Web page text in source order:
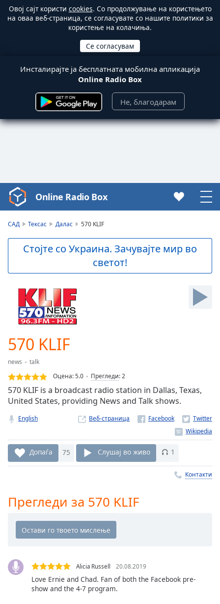
Овој сајт користи cookies. Со продолжување на користењето
на оваа веб-страница, се согласувате со нашите политики за
користење на колачиња.
Инсталирајте ја бесплатната мобилна апликација
Online Radio Box
Не, благодарам
Video
Player
Skip
Forward
Current
Loaded
0.00%
Stream
TypeLIVE
live,
currently
liveLIVE
Remaining
Time-
Playback
Chapters
Descriptions
descriptions
Online Radio Box
САД Тексас Далас 570 KLIF
Стојте со Украина. Зачувајте мир во
светот!
570 KLIF
news
talk
Оцена:5.0 Прегледи:2
570 KLIF is a broadcast radio station in Dallas, Texas,
United States, providing News and Talk shows.
English Веб-страница
Допаѓа 75 Слушај во живо 1
Контакти
Прегледи за 570 KLIF
Alicia Russell 20.08.2019
Love Ernie and Chad. Fan of both the Facebook pre-
show and the 4-7 program.